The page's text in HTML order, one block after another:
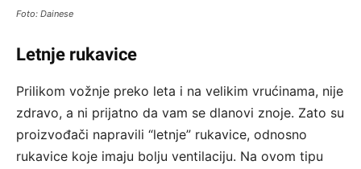
Foto: Dainese
Letnje rukavice
Prilikom vožnje preko leta i na velikim vrućinama, nije
zdravo, a ni prijatno da vam se dlanovi znoje. Zato su
proizvođači napravili “letnje” rukavice, odnosno
rukavice koje imaju bolju ventilaciju. Na ovom tipu